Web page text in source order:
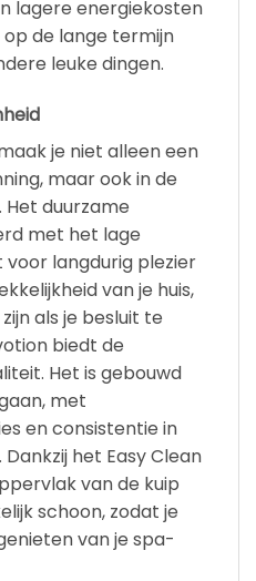
lagere energiekosten
de lange termijn
leuke dingen.
je niet alleen een
maar ook in de
Het duurzame
met het lage
langdurig plezier
van je huis,
als je besluit te
biedt de
Het is gebouwd
met
en consistentie in
het Easy Clean
van de kuip
schoon, zodat je
van je spa-